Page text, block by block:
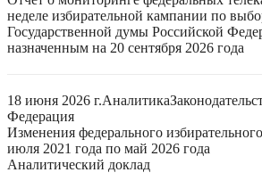
неделе избирательной кампании по
Государственной думы Российской
назначенным на 20 сентября 2026 года
18 июня 2026 г.Аналитика
Федерация
Изменения федерального
июля 2021 года по май 2026 года
Аналитический доклад